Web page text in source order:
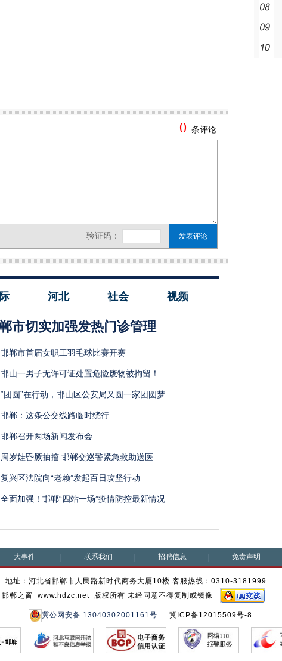
河北 社会 视频
市切实加强发热门诊管理
邯郸市首届女职工羽毛球比赛开赛
邯山一男子无许可证处置危险废物被拘留！
“团圆”在行动，邯山区公安局又圆一家团圆梦
邯郸：这条公交线路临时绕行
邯郸召开两场新闻发布会
周岁娃昏厥抽搐 邯郸交巡警紧急救助送医
复兴区法院向“老赖”发起百日攻坚行动
全面加强！邯郸“四站一场”疫情防控最新情况
大事件 联系我们 招聘信息 免责声明
地址：河北省邯郸市人民路新时代商务大厦10楼 客服热线：0310-3181999
邯郸之窗 www.hdzc.net 版权所有 未经同意不得复制或镜像
冀公网安备 13040302001161号 冀ICP备12015509号-8